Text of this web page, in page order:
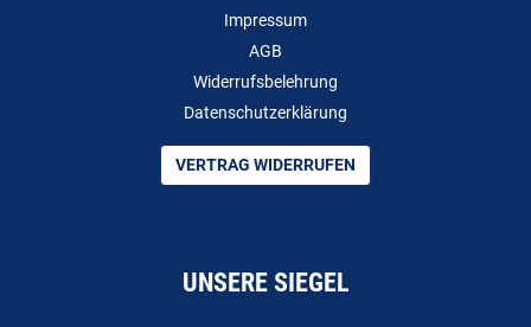
Impressum
AGB
Widerrufsbelehrung
Datenschutzerklärung
VERTRAG WIDERRUFEN
UNSERE SIEGEL